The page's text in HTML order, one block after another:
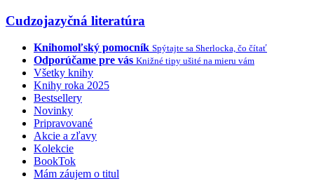
Cudzojazyčná literatúra
Knihomoľský pomocník Spýtajte sa Sherlocka, čo čítať
Odporúčame pre vás Knižné tipy ušité na mieru vám
Všetky knihy
Knihy roka 2025
Bestsellery
Novinky
Pripravované
Akcie a zľavy
Kolekcie
BookTok
Mám záujem o titul